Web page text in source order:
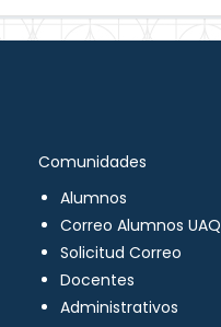
Comunidades
Alumnos
Correo Alumnos UAQ
Solicitud Correo
Docentes
Administrativos